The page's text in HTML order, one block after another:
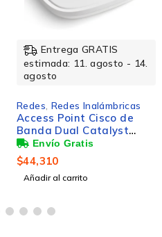
Entrega GRATIS
estimada: 11. agosto - 14.
agosto
Redes Redes Inalámbricas
Access Point Cisco de
Banda Dual Catalyst
C9130AXI, 1x RJ-45,
2.4/5GHz
$44,310
Añadir al carrito